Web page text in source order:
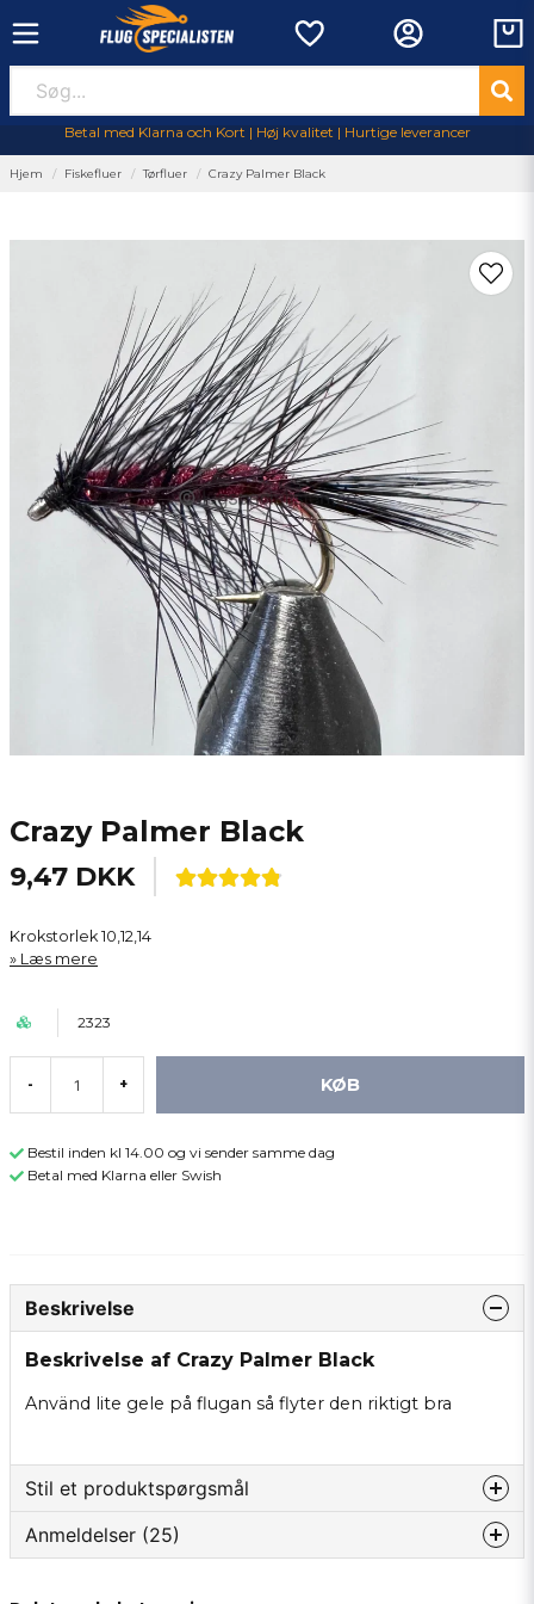
Betal med Klarna och Kort | Høj kvalitet | Hurtige leverancer
Hjem Fiskefluer Tørfluer Crazy Palmer Black
Crazy Palmer Black
9,47 DKK
Krokstorlek 10,12,14
Læs mere
2323
- + KØB
Bestil inden kl 14.00 og vi sender samme dag
Betal med Klarna eller Swish
Beskrivelse
Beskrivelse af Crazy Palmer Black
Använd lite gele på flugan så flyter den riktigt bra
Stil et produktspørgsmål
question
Anmeldelser (25)